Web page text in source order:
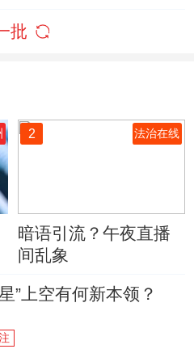
批
2 法治在线
暗语引流？午夜直播
间乱象
”上空有何新本领？